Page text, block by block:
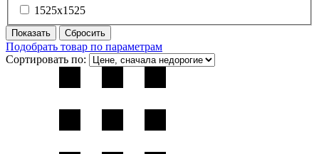
1525х1525
Подобрать товар по параметрам
Сортировать по: